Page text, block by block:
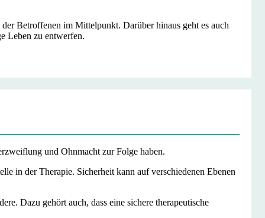
Betroffenen im Mittelpunkt. Darüber hinaus geht es auch
Leben zu entwerfen.
und Ohnmacht zur Folge haben.
in der Therapie. Sicherheit kann auf verschiedenen Ebenen
Dazu gehört auch, dass eine sichere therapeutische